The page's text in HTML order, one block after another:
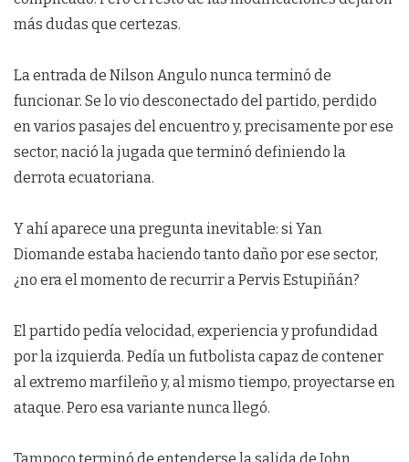
más dudas que certezas.
La entrada de Nilson Angulo nunca terminó de
funcionar. Se lo vio desconectado del partido, perdido
en varios pasajes del encuentro y, precisamente por ese
sector, nació la jugada que terminó definiendo la
derrota ecuatoriana.
Y ahí aparece una pregunta inevitable: si Yan
Diomande estaba haciendo tanto daño por ese sector,
¿no era el momento de recurrir a Pervis Estupiñán?
El partido pedía velocidad, experiencia y profundidad
por la izquierda. Pedía un futbolista capaz de contener
al extremo marfileño y, al mismo tiempo, proyectarse en
ataque. Pero esa variante nunca llegó.